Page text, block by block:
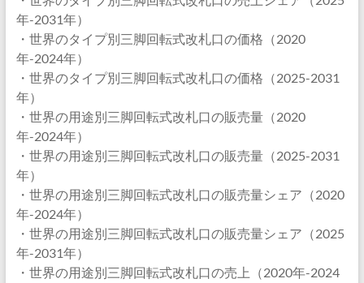
年-2031年）
・世界のタイプ別三脚回転式改札口の価格（2020
年-2024年）
・世界のタイプ別三脚回転式改札口の価格（2025-2031
年）
・世界の用途別三脚回転式改札口の販売量（2020
年-2024年）
・世界の用途別三脚回転式改札口の販売量（2025-2031
年）
・世界の用途別三脚回転式改札口の販売量シェア（2020
年-2024年）
・世界の用途別三脚回転式改札口の販売量シェア（2025
年-2031年）
・世界の用途別三脚回転式改札口の売上（2020年-2024